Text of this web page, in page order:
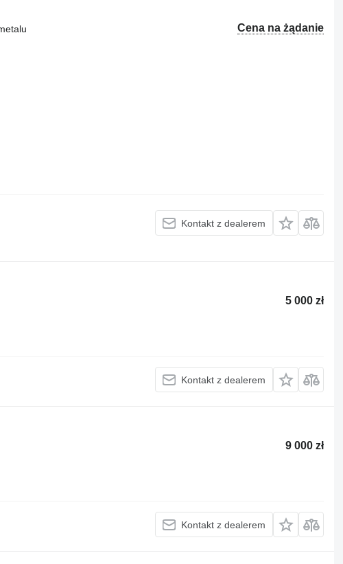
Cena na żądanie
Kontakt z dealerem
5 000 zł
Kontakt z dealerem
9 000 zł
Kontakt z dealerem